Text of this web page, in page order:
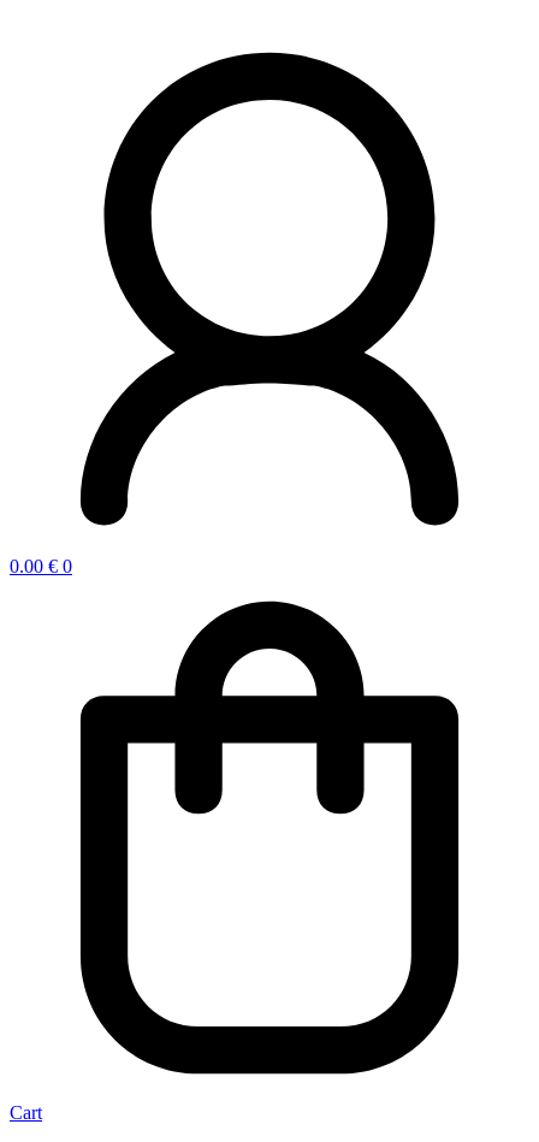
0.00 € 0
Cart